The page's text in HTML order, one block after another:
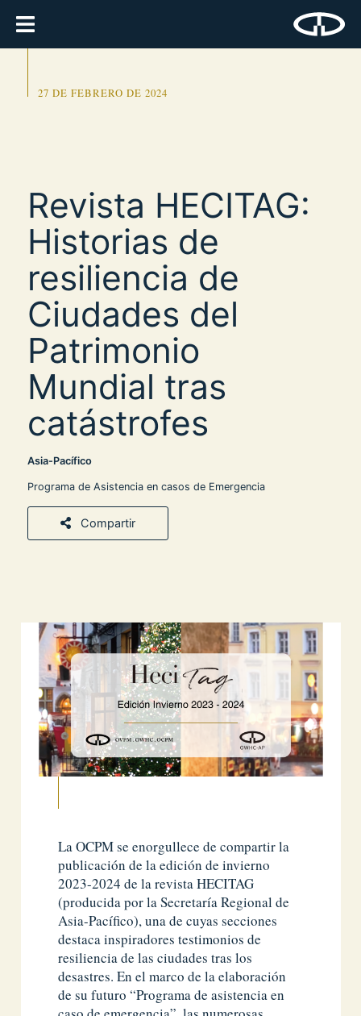
27 DE FEBRERO DE 2024
Revista HECITAG:
Historias de
resiliencia de
Ciudades del
Patrimonio
Mundial tras
catástrofes
Asia-Pacífico
Programa de Asistencia en casos de Emergencia
Compartir
La OCPM se enorgullece de compartir la
publicación de la edición de invierno
2023-2024 de la revista HECITAG
(producida por la Secretaría Regional de
Asia-Pacífico), una de cuyas secciones
destaca inspiradores testimonios de
resiliencia de las ciudades tras los
desastres. En el marco de la elaboración
de su futuro “Programa de asistencia en